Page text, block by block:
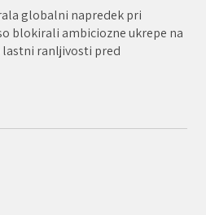
globalni napredek pri
blokirali ambiciozne ukrepe na
lastni ranljivosti pred